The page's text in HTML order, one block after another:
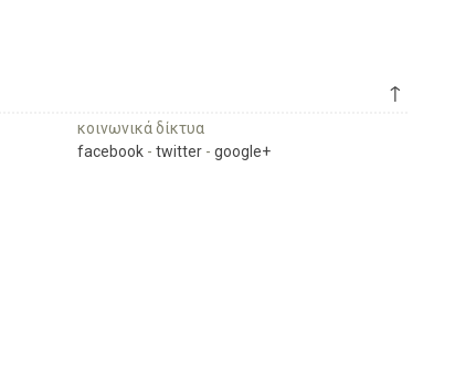
↑
κοινωνικά δίκτυα
facebook - twitter - google+